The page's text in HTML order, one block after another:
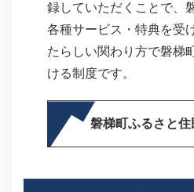
録していただく​ことで、​
各種サービス・​特典を​受
たらしい​関わり方で​磐梯
ける​制度です。​
磐梯町ふるさと